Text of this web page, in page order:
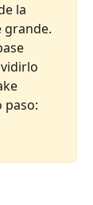
la
grande.
paso: